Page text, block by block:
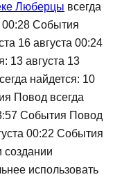
Люберцы всегда
00:28 События
16 августа 00:24
13 августа 13
найдется: 10
Повод всегда
События Повод
00:22 События
создании
использовать